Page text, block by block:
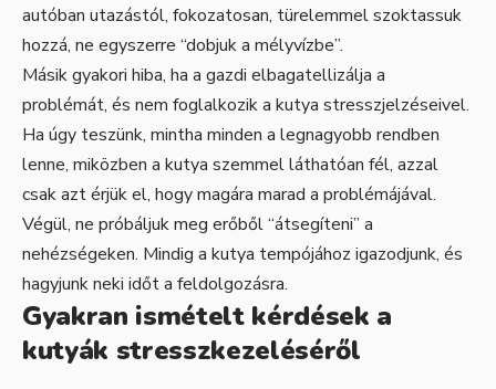
autóban utazástól, fokozatosan, türelemmel szoktassuk
hozzá, ne egyszerre “dobjuk a mélyvízbe”.
Másik gyakori hiba, ha a gazdi elbagatellizálja a
problémát, és nem foglalkozik a kutya stresszjelzéseivel.
Ha úgy teszünk, mintha minden a legnagyobb rendben
lenne, miközben a kutya szemmel láthatóan fél, azzal
csak azt érjük el, hogy magára marad a problémájával.
Végül, ne próbáljuk meg erőből “átsegíteni” a
nehézségeken. Mindig a kutya tempójához igazodjunk, és
hagyjunk neki időt a feldolgozásra.
Gyakran ismételt kérdések a
kutyák stresszkezeléséről